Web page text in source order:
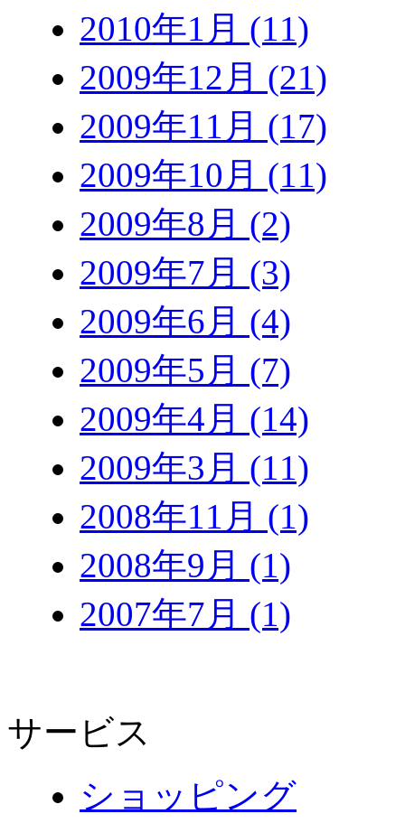
2010年1月 (11)
2009年12月 (21)
2009年11月 (17)
2009年10月 (11)
2009年8月 (2)
2009年7月 (3)
2009年6月 (4)
2009年5月 (7)
2009年4月 (14)
2009年3月 (11)
2008年11月 (1)
2008年9月 (1)
2007年7月 (1)
サービス
ショッピング